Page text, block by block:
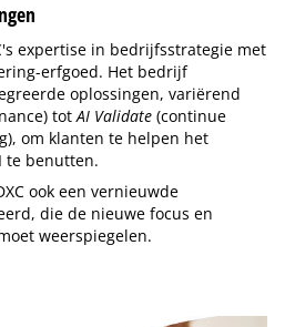
expertise in bedrijfsstrategie met
erfgoed. Het bedrijf
oplossingen, variërend
totAI Validate (continue
om klanten te helpen het
te benutten.
ook een vernieuwde
die de nieuwe focus en
weerspiegelen.